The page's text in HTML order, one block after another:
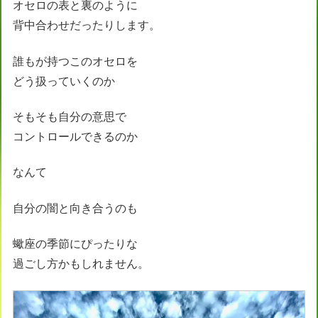
オセロの表と裏のように
背中合わせだったりします。
誰もが持つこのオセロを
どう扱っていくのか
そもそも自分の意思で
コントロールできるのか
なんて
自分の闇と向き合うのも
蠍座の季節にぴったりな
過ごし方かもしれません。